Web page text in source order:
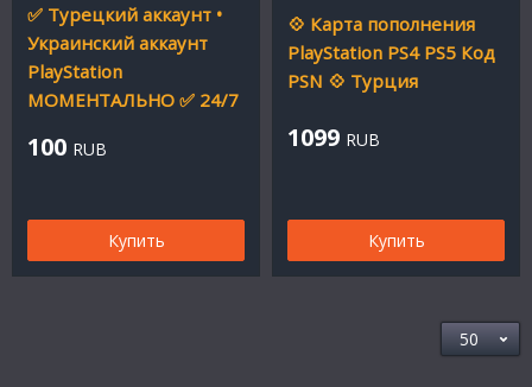
✅ Турецкий аккаунт •
Украинский аккаунт
PlayStation
МОМЕНТАЛЬНО ✅ 24/7
100 RUB
Купить
💠 Карта пополнения
PlayStation PS4 PS5 Код
PSN 💠 Турция
1099 RUB
Купить